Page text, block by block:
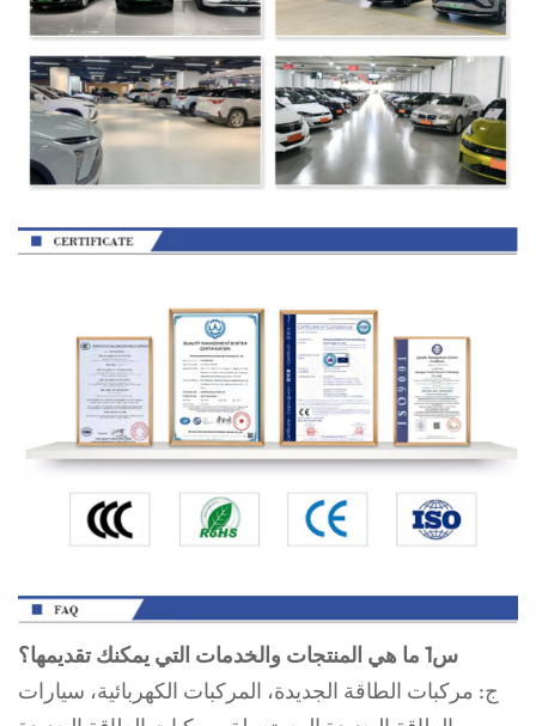
س1 ما هي المنتجات والخدمات التي يمكنك تقديمها؟
ج: مركبات الطاقة الجديدة، المركبات الكهربائية، سيارات